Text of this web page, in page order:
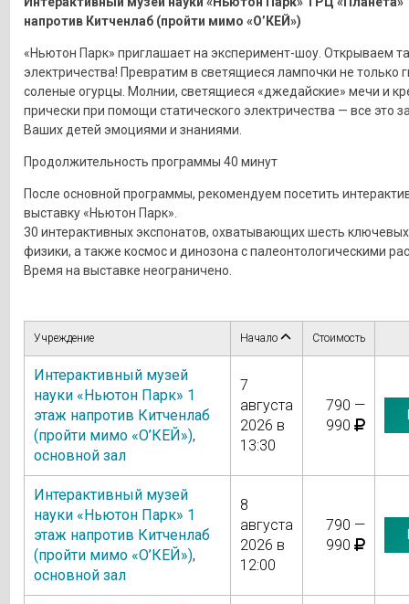
напротив Китченлаб (пройти мимо «О’КЕЙ»)
«Ньютон Парк» приглашает на эксперимент-шоу. Открываем
электричества! Превратим в светящиеся лампочки не только
соленые огурцы. Молнии, светящиеся «джедайские» мечи и
прически при помощи статического электричества — все это
Ваших детей эмоциями и знаниями.
Продолжительность программы 40 минут
После основной программы, рекомендуем посетить
выставку «Ньютон Парк».
30 интерактивных экспонатов, охватывающих шесть
физики, а также космос и динозона с палеонтологическими
Время на выставке неограничено.
Учреждение Начало Стоимость
Интерактивный музей
науки «Ньютон Парк» 1
этаж напротив Китченлаб
(пройти мимо «О’КЕЙ»),
основной зал
7
августа
2026 в
13:30
790 —
990
Интерактивный музей
науки «Ньютон Парк» 1
этаж напротив Китченлаб
(пройти мимо «О’КЕЙ»),
основной зал
8
августа
2026 в
12:00
790 —
990